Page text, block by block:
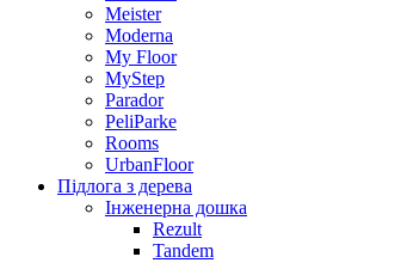
Meister
Moderna
My Floor
MyStep
Parador
PeliParke
Rooms
UrbanFloor
Підлога з дерева
Інженерна дошка
Rezult
Tandem